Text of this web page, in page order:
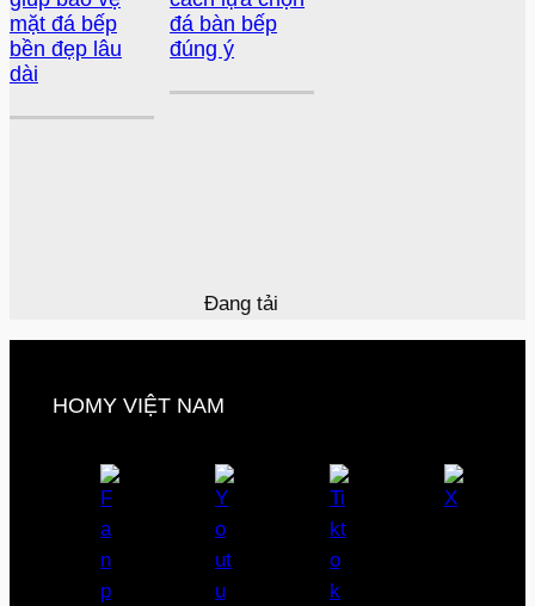
mặt đá bếp
bền đẹp lâu
dài
đá bàn bếp
đúng ý
Đang tải
HOMY VIỆT NAM